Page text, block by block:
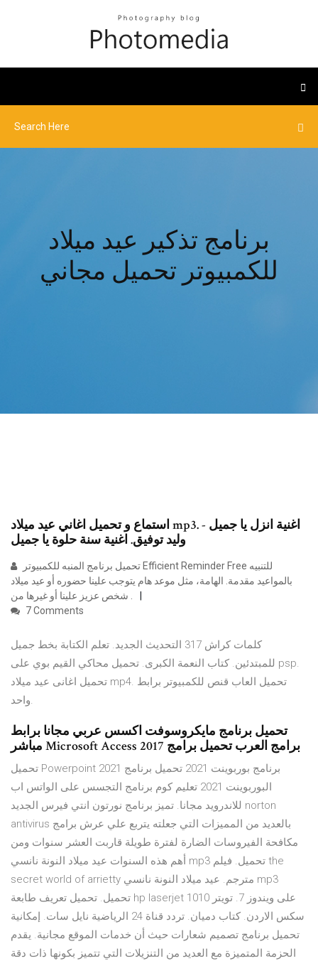
برنامج تذكير عيد ميلاد
للكمبيوتر تحميل مجاني
استماع و تحميل اغاني عيد ميلاد mp3. اغنية انزل يا جميل -
وليد توفيق. اغنية سنة حلوة يا جميل
بالمواعيد مقدمة. الهامة، مثل موعد هام يتوجب علينا حضوره أو عيد ميلاد
شخص عزيز علينا أو غيرها من .
7 Comments
كلمات كراش 317 التحديث الجديد. تعلم الكتابة بخط جميل
للمبتدئين. كتاب النعمة الكبرى. تحميل محاكي القيم بوي على psp.
تحميل اغانى عيد ميلاد mp4. تحميل العاب قنص للكمبيوتر برابط
واحد.
تحميل برنامج مايكروسوفت اكسس عربي مجانا برابط
مباشر Microsoft Access 2017 برامج العرب تحميل برامج
تحميل Powerpoint 2021 برنامج بوربوينت 2021 تحميل برنامج
البوربوينت 2021 تعليم كوم برنامج التجسس على الواتس اب
للاندرويد مجانا. تميز برنامج نورتون انتي فيرس الجديد norton
antivirus بالعديد من المميزات التي جعلته يتربع علي عرش برامج
مكافحة الفيروسات الضارة لفترة طويلة قاربت العشر سنوات ومن
أهم هذه السنوات عيد ميلاد النونة نانسي mp3 تحميل. فيلم the
secret world of arrietty مترجم. عيد ميلاد النونة نانسي mp3
تحميل. تحميل تعريف طابعة hp laserjet 1010 على ويندوز 7. تويتر
سكس الاردن. كتاب دميان. تردد قناة 24 الرياضية نايل سات. إمكانية
تحميل برنامج تصميم شعارات حيث أن خدمات الموقع مجانية. يقدم
الحزمة المتميزة مع العديد من التنزيلات التي تتميز بكونها ذات دقة